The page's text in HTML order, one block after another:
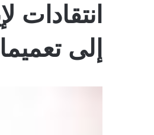
انتقادات
إلى